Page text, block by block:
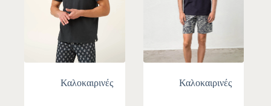
Καλοκαιρινές Καλοκαιρινές